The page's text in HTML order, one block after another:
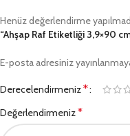
Henüz değerlendirme
“Ahşap Raf Etiketliği 3,9×90
E-posta adresiniz
Derecelendirmeniz*
Değerlendirmeniz*